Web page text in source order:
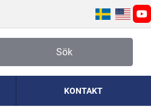
Sök
KONTAKT